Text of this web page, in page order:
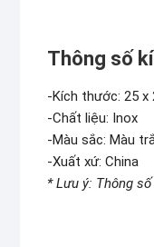
Thông số
-Kích thước: 25 x
-Chất liệu: Inox
-Màu sắc: Màu
-Xuất xứ: China
* Lưu ý: Thông